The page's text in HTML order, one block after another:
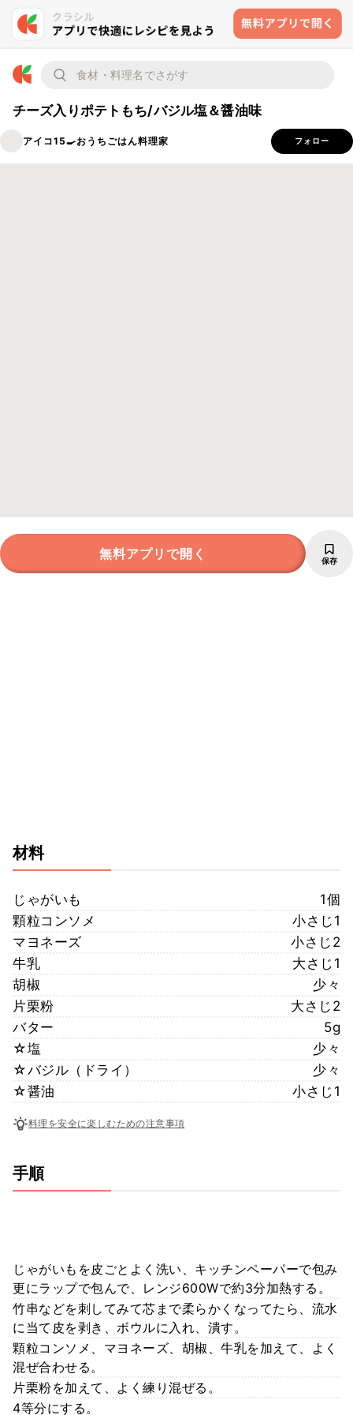
チーズ入りポテトもち/バジル塩＆醤油味
アイコ15🍳おうちごはん料理家 フォロー
無料アプリで開く 保存
材料
じゃがいも
1個
顆粒コンソメ
小さじ1
マヨネーズ
小さじ2
牛乳
大さじ1
胡椒
少々
片栗粉
大さじ2
バター
5g
☆塩
少々
☆バジル（ドライ）
少々
☆醤油
小さじ1
料理を安全に楽しむための注意事項
手順
じゃがいもを皮ごとよく洗い、キッチンペーパーで包み
更にラップで包んで、レンジ600Wで約3分加熱する。
竹串などを刺してみて芯まで柔らかくなってたら、流水
に当て皮を剥き、ボウルに入れ、潰す。
顆粒コンソメ、マヨネーズ、胡椒、牛乳を加えて、よく
混ぜ合わせる。
片栗粉を加えて、よく練り混ぜる。
4等分にする。